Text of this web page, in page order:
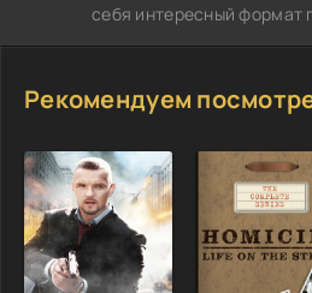
себя интересный формат
Рекомендуем